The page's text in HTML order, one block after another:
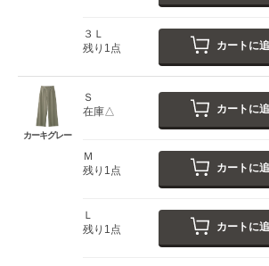
３Ｌ
残り1点
カートに
カーキグレー
Ｓ
在庫△
カートに
Ｍ
残り1点
カートに
Ｌ
残り1点
カートに